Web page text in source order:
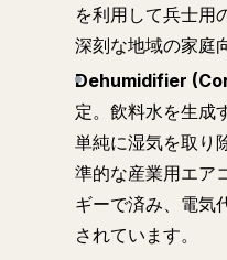
を利用して兵士用
深刻な地域の家庭
Dehumidifier
定。飲料水を生成
単純に湿気を取り
準的な産業用エア
ギーで済み、電気
されています。